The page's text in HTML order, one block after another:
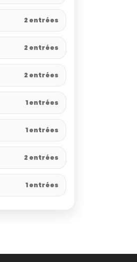
2 entrées
2 entrées
2 entrées
1 entrées
1 entrées
2 entrées
1 entrées